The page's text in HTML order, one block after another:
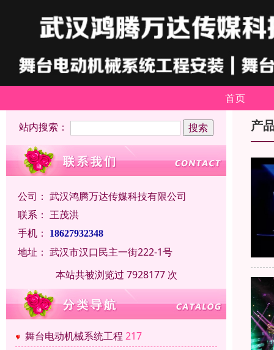
首页
站内搜索：
公司： 武汉鸿腾万达传媒科技有限公司
联系： 王茂洪
手机：
18627932348
地址： 武汉市汉口民主一街222-1号
本站共被浏览过 7928177 次
舞台电动机械系统工程 217
产